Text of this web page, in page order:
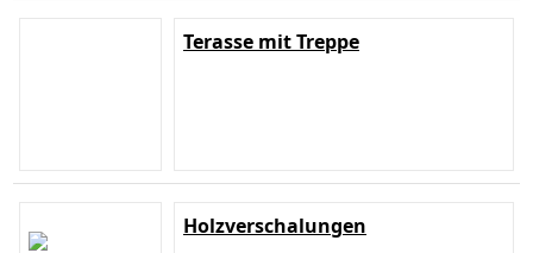
Terasse mit Treppe
Holzverschalungen